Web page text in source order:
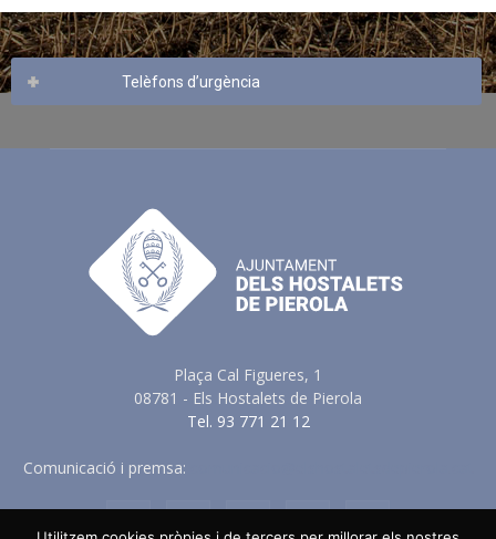
Telèfons d’urgència
Plaça Cal Figueres, 1
08781 - Els Hostalets de Pierola
Tel. 93 771 21 12
Comunicació i premsa: